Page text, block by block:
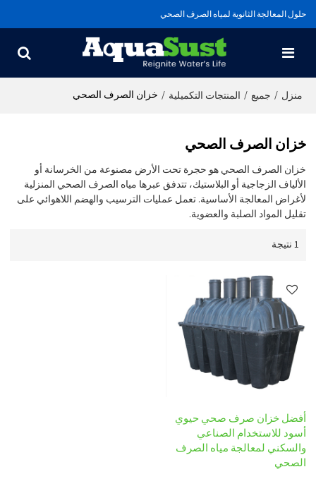
حلول المعالجة الثانوية لمياه الصرف الصحي
منزل / جميع / المنتجات التكميلية / خزان الصرف الصحي
خزان الصرف الصحي
خزان الصرف الصحي هو حجرة تحت الأرض مصنوعة من الخرسانة أو
الألياف الزجاجية أو البلاستيك، تتدفق عبرها مياه الصرف الصحي المنزلية
لأغراض المعالجة الأساسية. تعمل عمليات الترسيب والهضم اللاهوائي على
تقليل المواد الصلبة والعضوية.
1 نتيجة
أفضل خزان صرف صحي حيوي
أسود للاستخدام الصناعي
والسكني لمعالجة مياه الصرف
الصحي